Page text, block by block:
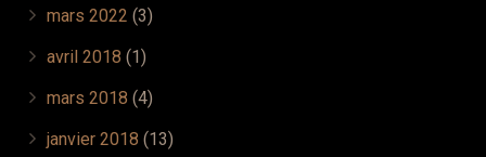
mars 2022 (3)
avril 2018 (1)
mars 2018 (4)
janvier 2018 (13)